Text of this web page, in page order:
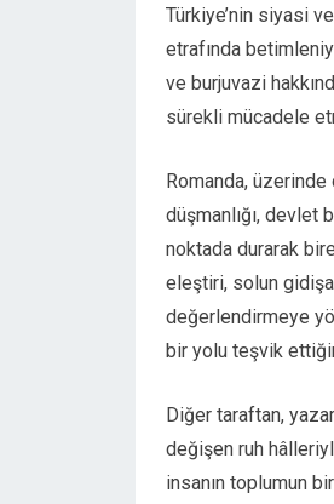
Türkiye’nin siyasi
etrafında
ve burjuvazi
sürekli mücadele
Romanda,
düşmanlığı, devlet
noktada durarak
eleştiri, solun
değerlendirmeye
bir yolu teşvik
Diğer taraftan,
değişen ruh
insanın toplumun